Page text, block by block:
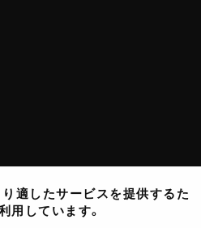
適したサービスを提供するた
用しています。